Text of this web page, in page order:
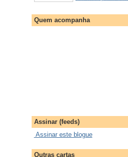
Quem acompanha
Assinar (feeds)
Assinar este blogue
Outras cartas